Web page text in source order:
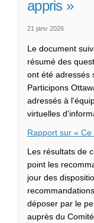
appris »
21 janv 2026
Le document
résumé des
ont été adressés
Participons
adressés à
virtuelles
Rapport sur «
Les résultats de
point les
jour des
déposer par le
auprès du